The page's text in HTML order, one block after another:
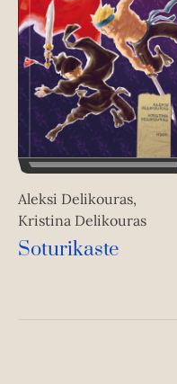
Aleksi Delikouras,
Kristina Delikouras
Soturikaste